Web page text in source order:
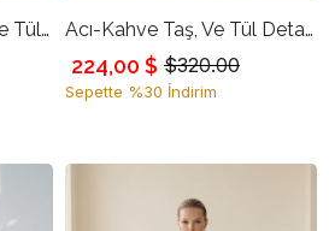
Bej Belden Bağlama Ve Tül Detaylı Etek Acı-Kahve Taş, Ve Tül Detaylı Tam Kalıp Midi Etek
$320.00
224,00 $
Sepette %30 İndirim